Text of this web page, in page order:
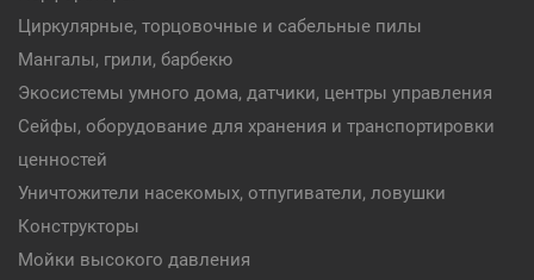
Циркулярные, торцовочные и сабельные пилы
Мангалы, грили, барбекю
Экосистемы умного дома, датчики, центры управления
Сейфы, оборудование для хранения и транспортировки
ценностей
Уничтожители насекомых, отпугиватели, ловушки
Конструкторы
Мойки высокого давления